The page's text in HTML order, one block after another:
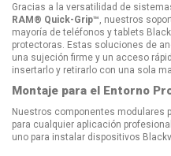
Gracias a la versatilidad de
RAM® Quick-Grip™ , nuestros
mayoría de teléfonos y tablets
protectoras. Estas soluciones de
una sujeción firme y un acceso
insertarlo y retirarlo con una sola
Montaje para el Entorno
Nuestros componentes modulares
para cualquier aplicación
uno para instalar dispositivos